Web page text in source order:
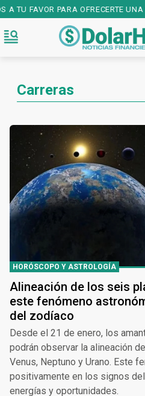
FAVOR PARA OFRECERTE
Carreras
HORÓSCOPO Y ASTROLOGÍA
Alineación de los seis
este fenómeno
del zodíaco
Desde el 21 de enero, los
podrán observar la alineación
Venus, Neptuno y Urano. Este
positivamente en los signos
energías y oportunidades.